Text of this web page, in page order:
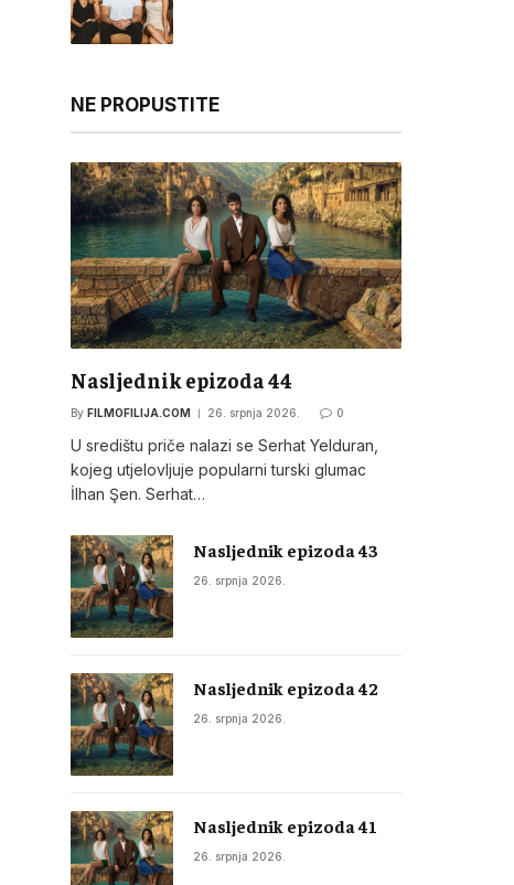
NE PROPUSTITE
Nasljednik epizoda 44
By FILMOFILIJA.COM 26. srpnja 2026. 0
U središtu priče nalazi se Serhat Yelduran,
kojeg utjelovljuje popularni turski glumac
İlhan Şen. Serhat…
Nasljednik epizoda 43
26. srpnja 2026.
Nasljednik epizoda 42
26. srpnja 2026.
Nasljednik epizoda 41
26. srpnja 2026.